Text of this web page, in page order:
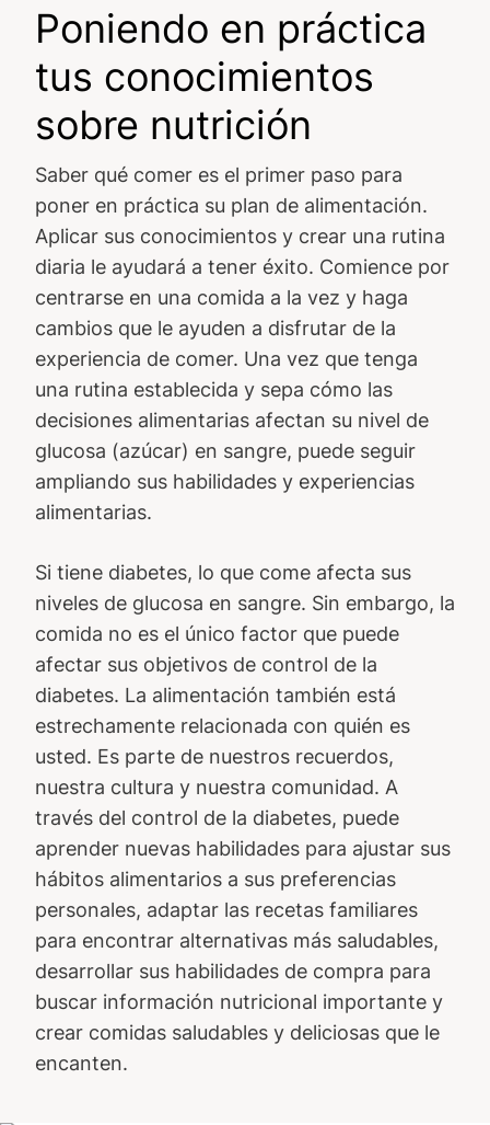
Poniendo en práctica
tus conocimientos
sobre nutrición
Saber qué comer es el primer paso para
poner en práctica su plan de alimentación.
Aplicar sus conocimientos y crear una rutina
diaria le ayudará a tener éxito. Comience por
centrarse en una comida a la vez y haga
cambios que le ayuden a disfrutar de la
experiencia de comer. Una vez que tenga
una rutina establecida y sepa cómo las
decisiones alimentarias afectan su nivel de
glucosa (azúcar) en sangre, puede seguir
ampliando sus habilidades y experiencias
alimentarias.
Si tiene diabetes, lo que come afecta sus
niveles de glucosa en sangre. Sin embargo, la
comida no es el único factor que puede
afectar sus objetivos de control de la
diabetes. La alimentación también está
estrechamente relacionada con quién es
usted. Es parte de nuestros recuerdos,
nuestra cultura y nuestra comunidad. A
través del control de la diabetes, puede
aprender nuevas habilidades para ajustar sus
hábitos alimentarios a sus preferencias
personales, adaptar las recetas familiares
para encontrar alternativas más saludables,
desarrollar sus habilidades de compra para
buscar información nutricional importante y
crear comidas saludables y deliciosas que le
encanten.